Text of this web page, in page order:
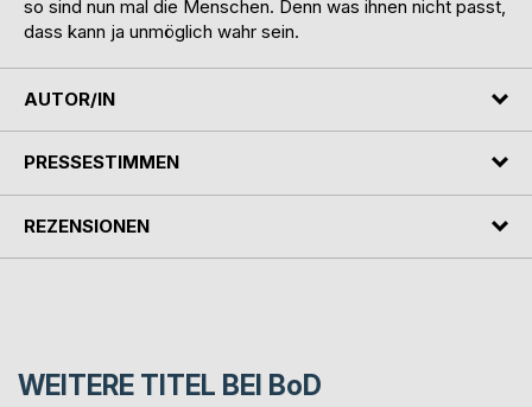
so sind nun mal die Menschen. Denn was ihnen nicht passt,
dass kann ja unmöglich wahr sein.
AUTOR/IN
PRESSESTIMMEN
REZENSIONEN
WEITERE TITEL BEI BoD